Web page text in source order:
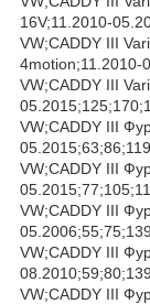
16V;11.2010-
VW;CADDY III
4motion;11.2010-
VW;CADDY III
VW;CADDY III
VW;CADDY III
VW;CADDY III
VW;CADDY III
VW;CADDY III